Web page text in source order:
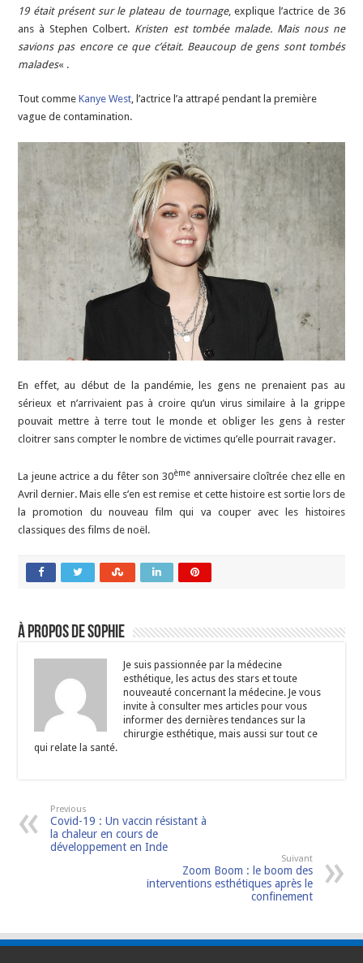
19 était présent sur le plateau de tournage, explique l’actrice de 36
ans à Stephen Colbert. Kristen est tombée malade. Mais nous ne
savions pas encore ce que c’était. Beaucoup de gens sont tombés
malades« .
Tout commeKanye West , l’actrice l’a attrapé pendant la première
vague de contamination.
En effet, au début de la pandémie, les gens ne prenaient pas au
sérieux et n’arrivaient pas à croire qu’un virus similaire à la grippe
pouvait mettre à terre tout le monde et obliger les gens à rester
cloitrer sans compter le nombre de victimes qu’elle pourrait ravager.
La jeune actrice a du fêter son 30ème anniversaire cloîtrée chez elle en
Avril dernier. Mais elle s’en est remise et cette histoire est sortie lors de
la promotion du nouveau film qui va couper avec les histoires
classiques des films de noël.
À propos de Sophie
Je suis passionnée par la médecine
esthétique, les actus des stars et toute
nouveauté concernant la médecine. Je vous
invite à consulter mes articles pour vous
informer des dernières tendances sur la
chirurgie esthétique, mais aussi sur tout ce
qui relate la santé.
Previous
Covid-19 : Un vaccin résistant à
la chaleur en cours de
développement en Inde
Suivant
Zoom Boom : le boom des
interventions esthétiques après le
confinement